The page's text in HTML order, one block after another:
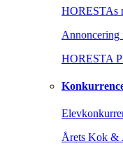
HORESTAs
HORESTA
Årets Kok &